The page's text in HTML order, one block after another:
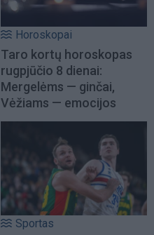
Horoskopai
Taro kortų horoskopas
rugpjūčio 8 dienai:
Mergelėms — ginčai,
Vėžiams — emocijos
Sportas